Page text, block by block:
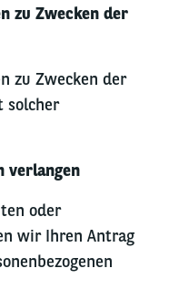
zu Zwecken der
zu Zwecken der
solcher
verlangen
oder
wir Ihren Antrag